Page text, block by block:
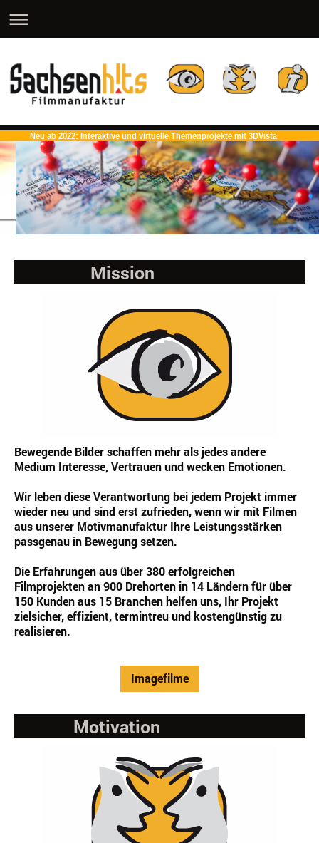
Neu ab 2022: Interaktive und virtuelle Themenprojekte mit 3DVista
Mission
Bewegende Bilder schaffen mehr als jedes andere
Medium Interesse, Vertrauen und wecken Emotionen.
Wir leben diese Verantwortung bei jedem Projekt immer
wieder neu und sind erst zufrieden, wenn wir mit Filmen
aus unserer Motivmanufaktur Ihre Leistungsstärken
passgenau in Bewegung setzen.
Die Erfahrungen aus über 380 erfolgreichen
Filmprojekten an 900 Drehorten in 14 Ländern für über
150 Kunden aus 15 Branchen helfen uns, Ihr Projekt
zielsicher, effizient, termintreu und kostengünstig zu
realisieren.
Imagefilme
Motivation